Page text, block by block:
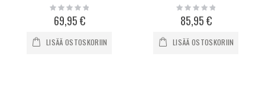
Rating:
0%
69,95 €
LISÄÄ OSTOSKORIIN
Rating:
0%
85,95 €
LISÄÄ OSTOSKORIIN